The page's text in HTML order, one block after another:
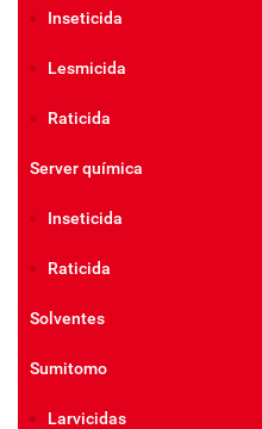
Inseticida
Lesmicida
Raticida
Server química
Inseticida
Raticida
Solventes
Sumitomo
Larvicidas